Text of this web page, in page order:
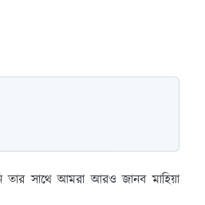
তার সাথে আমরা আরও জানব মাহিয়া